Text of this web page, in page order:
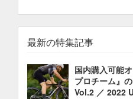
最新の特集記事
国内購入可能
プロチーム』
Vol.2 ／ 2022